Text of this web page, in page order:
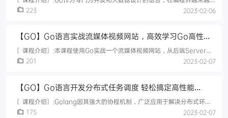
欢迎！不论是c/c++，php，java，重构首选Go。本课程特邀谷歌资深工
看5 节 | 46分钟欢迎大家来到深度讲解Go语言的课堂。本课程将从基本语
223 2023-02-06
【GO】Go语言实战流媒体视频网站，高效学习Go高性能
开发
〖课程介绍〗:本课程使用Go实战一个流媒体视频网站，从后端Server到
前端UI，全面学习Go的关键开发技能和架构风格。借助SOA服务化解耦的
节 | 18分钟介绍这门课程大纲，技术堆栈以及环境收起列表视频：1-1
201 2023-02-07
【GO】Go语言开发分布式任务调度 轻松搞定高性能
Crontab
〖课程介绍〗:Golang因其强大的协程机制，广泛应用于解决分布式环境
下的高并发问题。本课程结合Etcd与MongoDB实现一个基于Master-
175 2023-02-07